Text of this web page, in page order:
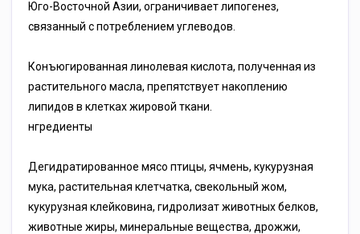
Юго-Восточной Азии, ограничивает липогенез,
связанный с потреблением углеводов.
Конъюгированная линолевая кислота, полученная из
растительного масла, препятствует накоплению
липидов в клетках жировой ткани.
нгредиенты
Дегидратированное мясо птицы, ячмень, кукурузная
мука, растительная клетчатка, свекольный жом,
кукурузная клейковина, гидролизат животных белков,
животные жиры, минеральные вещества, дрожжи,